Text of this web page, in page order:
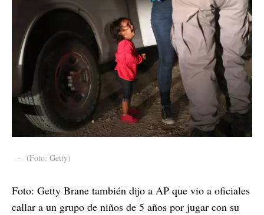
- (Foto: Getty)
Foto: Getty Brane también dijo a AP que vio a oficiales
callar a un grupo de niños de 5 años por jugar con su